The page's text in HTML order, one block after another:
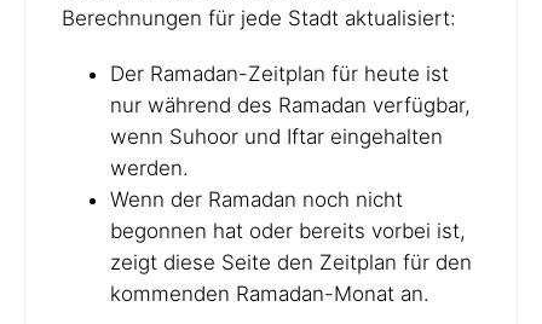
Berechnungen für jede Stadt aktualisiert:
Der Ramadan-Zeitplan für heute ist
nur während des Ramadan verfügbar,
wenn Suhoor und Iftar eingehalten
werden.
Wenn der Ramadan noch nicht
begonnen hat oder bereits vorbei ist,
zeigt diese Seite den Zeitplan für den
kommenden Ramadan-Monat an.